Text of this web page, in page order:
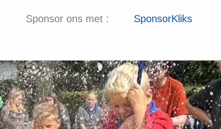
Sponsor ons met : SponsorKliks